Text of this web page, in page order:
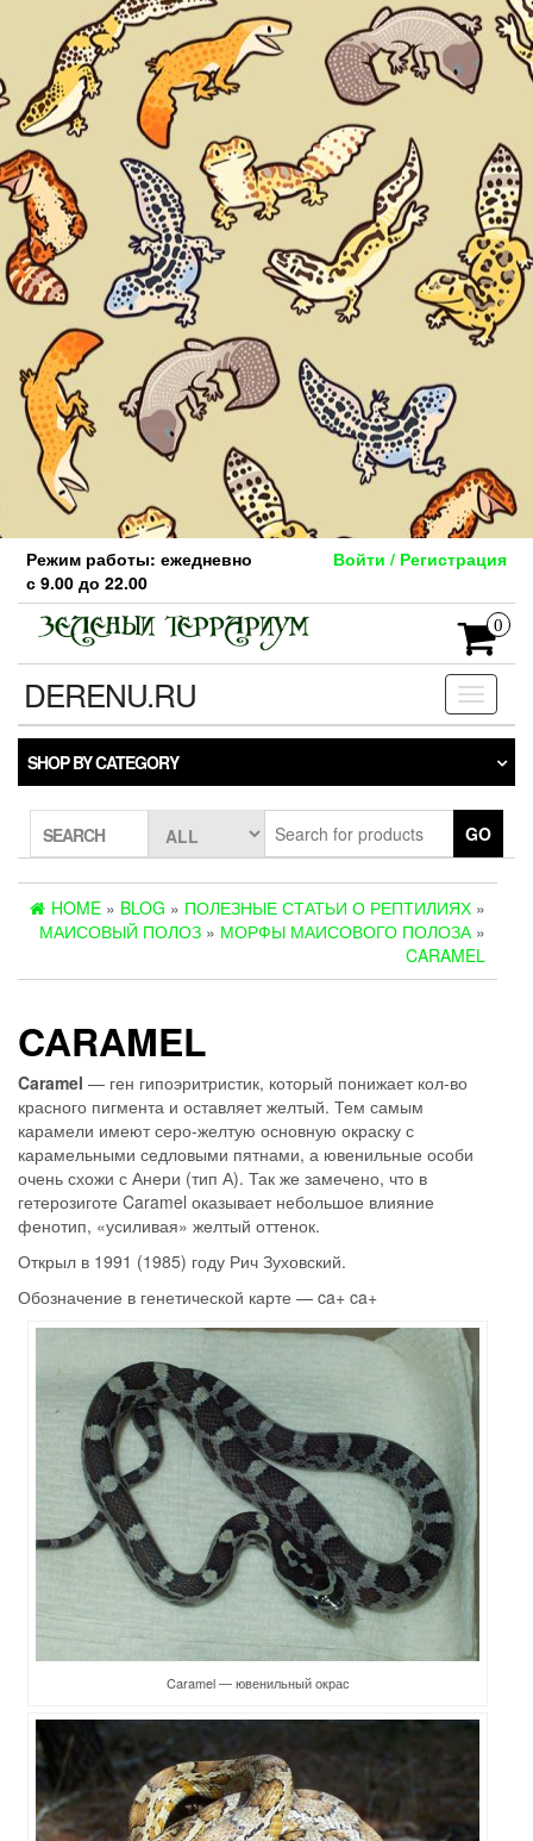
Skip
the
content
Режим работы: ежедневно
с 9.00 до 22.00
Войти / Регистрация
0
Toggle
DERENU.RU
SHOP BY CATEGORY
SEARCH GO
HOME » BLOG » ПОЛЕЗНЫЕ СТАТЬИ О РЕПТИЛИЯХ »
МАИСОВЫЙ ПОЛОЗ » МОРФЫ МАИСОВОГО ПОЛОЗА »
CARAMEL
CARAMEL
Caramel — ген гипоэритристик, который понижает кол-во
красного пигмента и оставляет желтый. Тем самым
карамели имеют серо-желтую основную окраску с
карамельными седловыми пятнами, а ювенильные особи
очень схожи с Анери (тип А). Так же замечено, что в
гетерозиготе Caramel оказывает небольшое влияние
фенотип, «усиливая» желтый оттенок.
Открыл в 1991 (1985) году Рич Зуховский.
Обозначение в генетической карте — ca+ ca+
Caramel — ювенильный окрас